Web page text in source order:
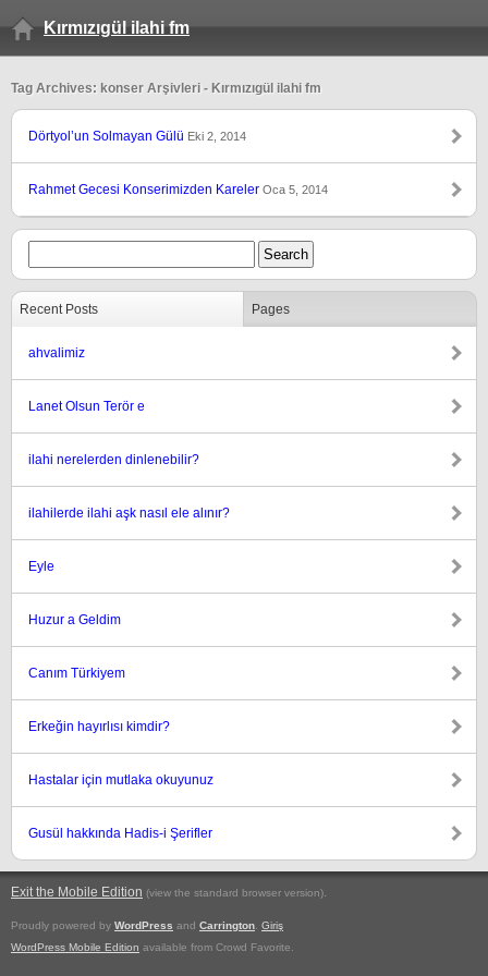
Kırmızıgül ilahi fm
Tag Archives: konser Arşivleri - Kırmızıgül ilahi fm
Dörtyol’un Solmayan Gülü Eki 2, 2014
Rahmet Gecesi Konserimizden Kareler Oca 5, 2014
Recent Posts Pages
ahvalimiz
Lanet Olsun Terör e
ilahi nerelerden dinlenebilir?
ilahilerde ilahi aşk nasıl ele alınır?
Eyle
Huzur a Geldim
Canım Türkiyem
Erkeğin hayırlısı kimdir?
Hastalar için mutlaka okuyunuz
Gusül hakkında Hadis-i Şerifler
Exit the Mobile Edition (view the standard browser version).
Proudly powered by WordPress and Carrington Giriş
WordPress Mobile Edition available from Crowd Favorite.